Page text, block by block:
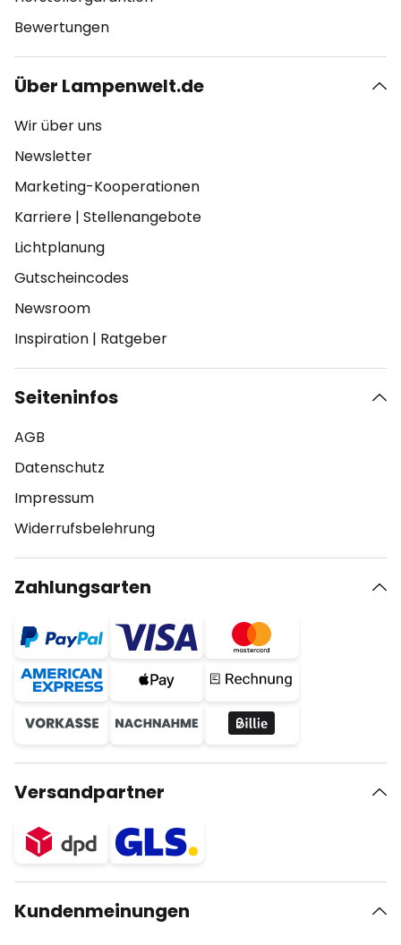
Bewertungen
Über Lampenwelt.de
Wir über uns
Newsletter
Marketing-Kooperationen
Karriere | Stellenangebote
Lichtplanung
Gutscheincodes
Newsroom
Inspiration | Ratgeber
Seiteninfos
AGB
Datenschutz
Impressum
Widerrufsbelehrung
Zahlungsarten
Versandpartner
Kundenmeinungen